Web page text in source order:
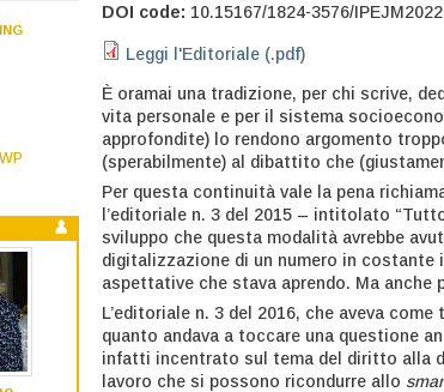
DOI code: 10.15167/1824-3576/
Leggi l'Editoriale (.pdf)
È oramai una tradizione, per chi scrive,
vita personale e per il sistema
approfondite) lo rendono argomento
(sperabilmente) al dibattito che
Per questa continuità vale la pena
l’editoriale n. 3 del 2015 – intitolato
sviluppo che questa modalità avrebbe
digitalizzazione di un numero in
aspettative che stava aprendo. Ma anche
L’editoriale n. 3 del 2016, che aveva
quanto andava a toccare una questione
infatti incentrato sul tema del diritto alla
lavoro che si possono ricondurre allo